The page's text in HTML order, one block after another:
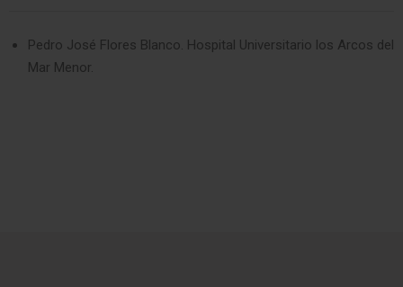
Pedro José Flores Blanco. Hospital Universitario los Arcos del
Mar Menor.